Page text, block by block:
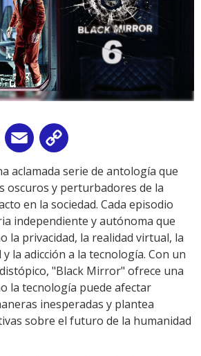
WhatsApp
Email
Link
aclamada serie de antología que
oscuros y perturbadores de la
en la sociedad. Cada episodio
independiente y autónoma que
la privacidad, la realidad virtual, la
la adicción a la tecnología. Con un
"Black Mirror" ofrece una
la tecnología puede afectar
inesperadas y plantea
sobre el futuro de la humanidad